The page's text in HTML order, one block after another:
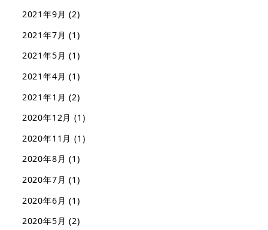
2021年9月 (2)
2021年7月 (1)
2021年5月 (1)
2021年4月 (1)
2021年1月 (2)
2020年12月 (1)
2020年11月 (1)
2020年8月 (1)
2020年7月 (1)
2020年6月 (1)
2020年5月 (2)